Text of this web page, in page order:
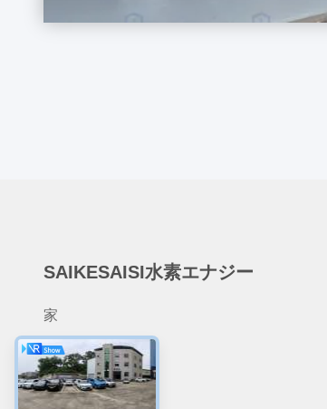
SAIKESAISI水素エナジー
家
製品
私達について